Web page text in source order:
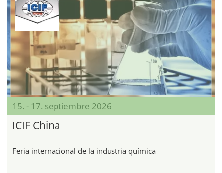
15. - 17. septiembre 2026
ICIF China
Feria internacional de la industria química